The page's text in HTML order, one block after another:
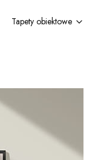
Tapety obiektowe